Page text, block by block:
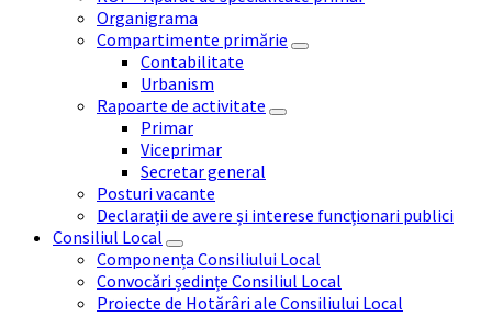
Organigrama
Compartimente primărie
Contabilitate
Urbanism
Rapoarte de activitate
Primar
Viceprimar
Secretar general
Posturi vacante
Declarații de avere și interese funcționari publici
Consiliul Local
Componența Consiliului Local
Convocări ședințe Consiliul Local
Proiecte de Hotărâri ale Consiliului Local